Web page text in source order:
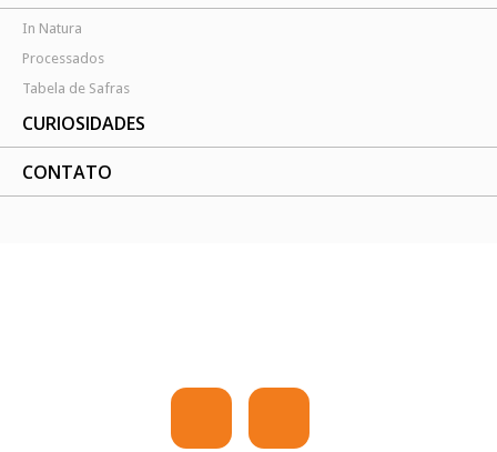
In Natura
Processados
Tabela de Safras
CURIOSIDADES
CONTATO